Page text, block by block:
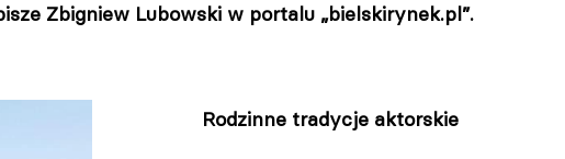
Zbigniew Lubowski w portalu „bielskirynek.pl”.
Rodzinne tradycje aktorskie